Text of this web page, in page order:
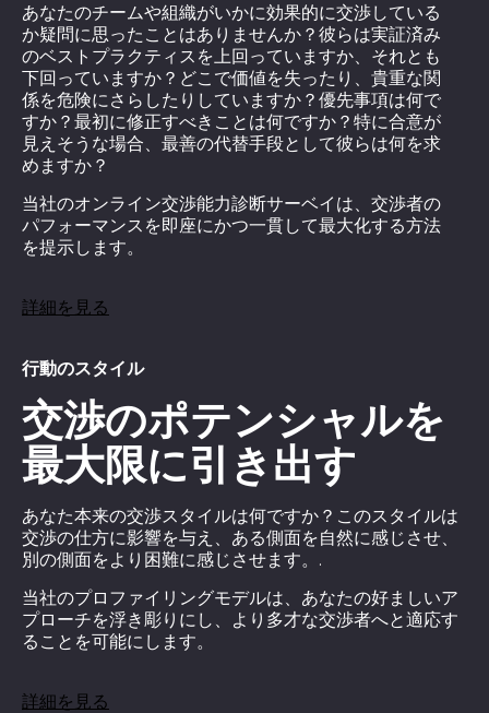
あなたのチームや組織がいかに効果的に交渉している
か疑問に思ったことはありませんか？彼らは実証済み
のベストプラクティスを上回っていますか、それとも
下回っていますか？どこで価値を失ったり、貴重な関
係を危険にさらしたりしていますか？優先事項は何で
すか？最初に修正すべきことは何ですか？特に合意が
見えそうな場合、最善の代替手段として彼らは何を求
めますか？
当社のオンライン交渉能力診断サーベイは、交渉者の
パフォーマンスを即座にかつ一貫して最大化する方法
を提示します。
詳細を見る
行動のスタイル
交渉のポテンシャルを
最大限に引き出す
あなた本来の交渉スタイルは何ですか？このスタイルは
交渉の仕方に影響を与え、ある側面を自然に感じさせ、
別の側面をより困難に感じさせます。.
当社のプロファイリングモデルは、あなたの好ましいア
プローチを浮き彫りにし、より多才な交渉者へと適応す
ることを可能にします。
詳細を見る